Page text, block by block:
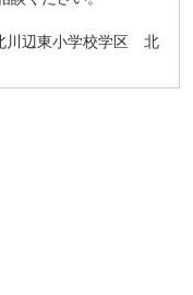
辺東小学校学区 北